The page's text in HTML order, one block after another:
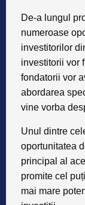
De-a lungul
numeroase
investitorilor
investitorii vor
fondatorii vor
abordarea
vine vorba
Unul dintre
oportunitatea
principal al
promite cel
mai mare